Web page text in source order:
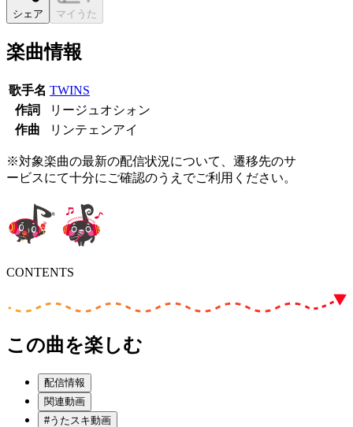
シェア マイうた
楽曲情報
歌手名 TWINS
作詞
リージュオシォン
作曲
リンテェンアイ
※対象楽曲の最新の配信状況について、遷移先のサ
ービスにて十分にご確認のうえでご利用ください。
CONTENTS
この曲を楽しむ
配信情報
関連動画
#うたスキ動画